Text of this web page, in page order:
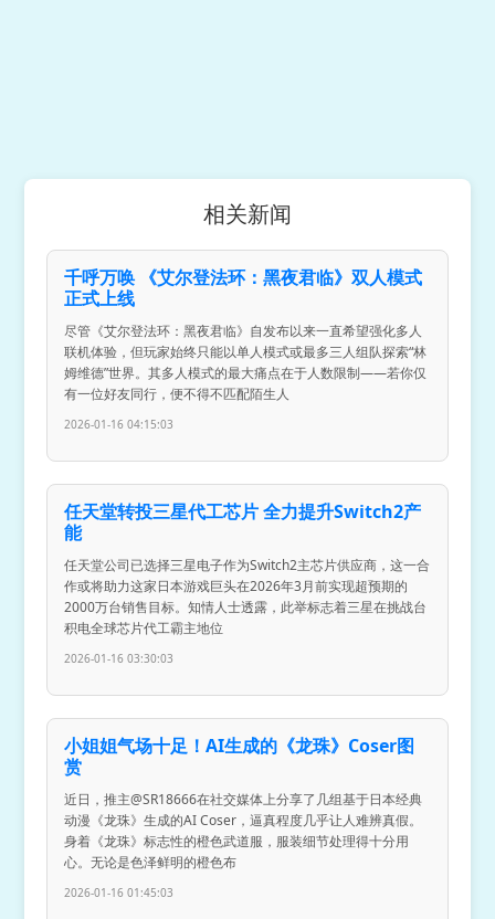
相关新闻
千呼万唤 《艾尔登法环：黑夜君临》双人模式
正式上线
尽管《艾尔登法环：黑夜君临》自发布以来一直希望强化多人
联机体验，但玩家始终只能以单人模式或最多三人组队探索“林
姆维德”世界。其多人模式的最大痛点在于人数限制——若你仅
有一位好友同行，便不得不匹配陌生人
2026-01-16 04:15:03
任天堂转投三星代工芯片 全力提升Switch2产
能
任天堂公司已选择三星电子作为Switch2主芯片供应商，这一合
作或将助力这家日本游戏巨头在2026年3月前实现超预期的
2000万台销售目标。知情人士透露，此举标志着三星在挑战台
积电全球芯片代工霸主地位
2026-01-16 03:30:03
小姐姐气场十足！AI生成的《龙珠》Coser图
赏
近日，推主@SR18666在社交媒体上分享了几组基于日本经典
动漫《龙珠》生成的AI Coser，逼真程度几乎让人难辨真假。
身着《龙珠》标志性的橙色武道服，服装细节处理得十分用
心。无论是色泽鲜明的橙色布
2026-01-16 01:45:03